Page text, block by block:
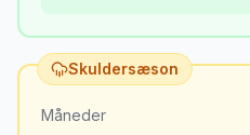
Skuldersæson
Måneder